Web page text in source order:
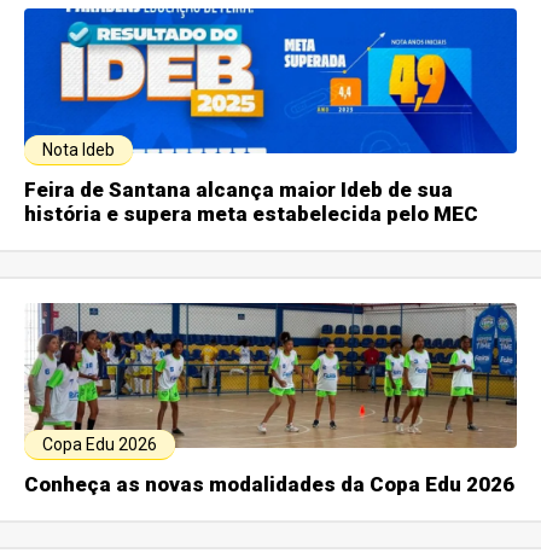
Nota Ideb
Feira de Santana alcança maior Ideb de sua
história e supera meta estabelecida pelo MEC
Copa Edu 2026
Conheça as novas modalidades da Copa Edu 2026